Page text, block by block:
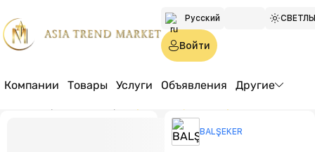
Русский
Türkmen
English
Войти
Компании Товары Услуги Объявления Другие
BALŞEKER